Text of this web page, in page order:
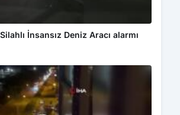
İnsansız Deniz Aracı alarmı